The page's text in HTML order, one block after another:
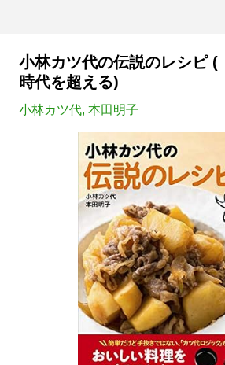
小林カツ代の伝説のレシピ (
時代を超える)
小林カツ代, 本田明子